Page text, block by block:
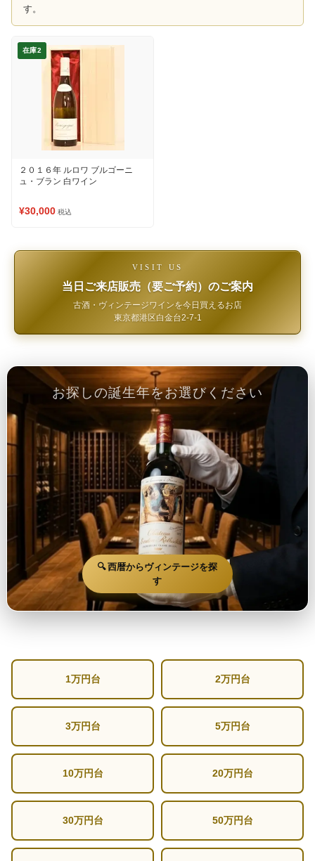
す。
在庫2
２０１６年 ルロワ ブルゴーニ
ュ・ブラン 白ワイン
¥30,000 税込
VISIT US
当日ご来店販売（要ご予約）のご案内
古酒・ヴィンテージワインを今日買えるお店
東京都港区白金台2-7-1
お探しの誕生年をお選びください
🔍 西暦からヴィンテージを探
す
1万円台 2万円台
3万円台 5万円台
10万円台 20万円台
30万円台 50万円台